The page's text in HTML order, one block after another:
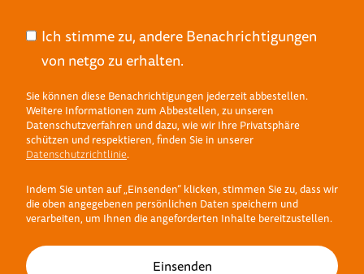
Ich stimme zu, andere Benachrichtigungen
von netgo zu erhalten.
Sie können diese Benachrichtigungen jederzeit abbestellen.
Weitere Informationen zum Abbestellen, zu unseren
Datenschutzverfahren und dazu, wie wir Ihre Privatsphäre
schützen und respektieren, finden Sie in unserer
Datenschutzrichtlinie.
Indem Sie unten auf „Einsenden“ klicken, stimmen Sie zu, dass wir
die oben angegebenen persönlichen Daten speichern und
verarbeiten, um Ihnen die angeforderten Inhalte bereitzustellen.